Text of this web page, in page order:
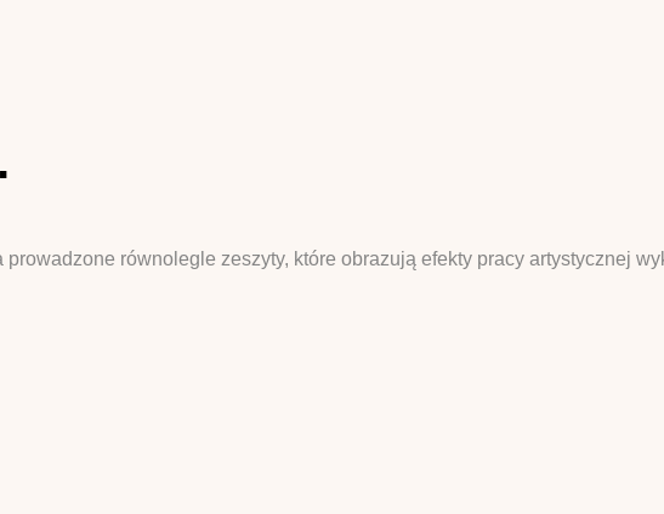
prowadzone równolegle zeszyty, które obrazują efekty pracy artystycznej